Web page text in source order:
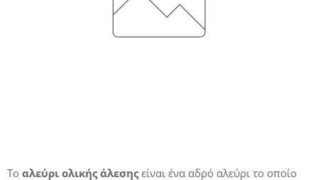
Το αλεύρι ολικής άλεσηςείναι ένα αδρό αλεύρι το οποίο